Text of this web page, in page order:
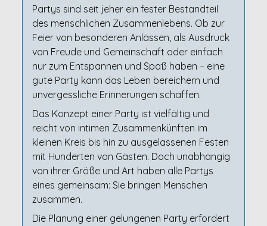
Partys sind seit jeher ein fester Bestandteil
des menschlichen Zusammenlebens. Ob zur
Feier von besonderen Anlässen, als Ausdruck
von Freude und Gemeinschaft oder einfach
nur zum Entspannen und Spaß haben – eine
gute Party kann das Leben bereichern und
unvergessliche Erinnerungen schaffen.
Das Konzept einer Party ist vielfältig und
reicht von intimen Zusammenkünften im
kleinen Kreis bis hin zu ausgelassenen Festen
mit Hunderten von Gästen. Doch unabhängig
von ihrer Größe und Art haben alle Partys
eines gemeinsam: Sie bringen Menschen
zusammen.
Die Planung einer gelungenen Party erfordert